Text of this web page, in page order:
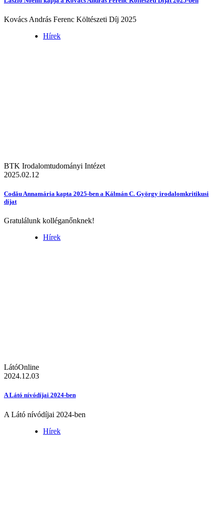
Kovács András Ferenc Költészeti Díj 2025
Hírek
BTK Irodalomtudományi Intézet
2025.02.12
Codău Annamária kapta 2025-ben a Kálmán C. György irodalomkritikusi
díjat
Gratulálunk kolléganőnknek!
Hírek
LátóOnline
2024.12.03
A Látó nívódíjai 2024-ben
A Látó nívódíjai 2024-ben
Hírek